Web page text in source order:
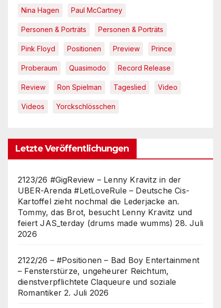
Nina Hagen Paul McCartney
Personen & Porträts Personen & Porträts
Pink Floyd Positionen Preview Prince
Proberaum Quasimodo Record Release
Review Ron Spielman Tageslied Video
Videos Yorckschlösschen
Letzte Veröffentlichungen
2123/26 #GigReview – Lenny Kravitz in der
UBER-Arenda #LetLoveRule – Deutsche Cis-
Kartoffel zieht nochmal die Lederjacke an.
Tommy, das Brot, besucht Lenny Kravitz und
feiert JAS_terday (drums made wumms) 28. Juli
2026
2122/26 – #Positionen – Bad Boy Entertainment
– Fensterstürze, ungeheurer Reichtum,
dienstverpflichtete Claqueure und soziale
Romantiker 2. Juli 2026